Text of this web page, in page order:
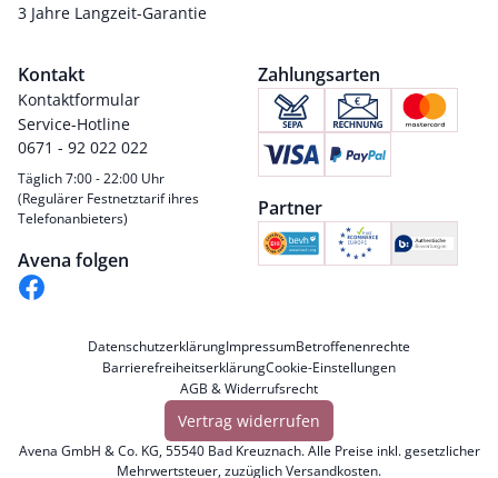
3 Jahre Langzeit-Garantie
Kontakt
Kontaktformular
Service-Hotline
0671 - 92 022 022
Täglich 7:00 - 22:00 Uhr
(Regulärer Festnetztarif ihres
Telefonanbieters)
Avena folgen
Zahlungsarten
Partner
DatenschutzerklärungImpressumBetroffenenrechte
BarrierefreiheitserklärungCookie-Einstellungen
AGB & Widerrufsrecht
Vertrag widerrufen
Avena GmbH & Co. KG, 55540 Bad Kreuznach. Alle Preise inkl. gesetzlicher
Mehrwertsteuer, zuzüglichVersandkosten.